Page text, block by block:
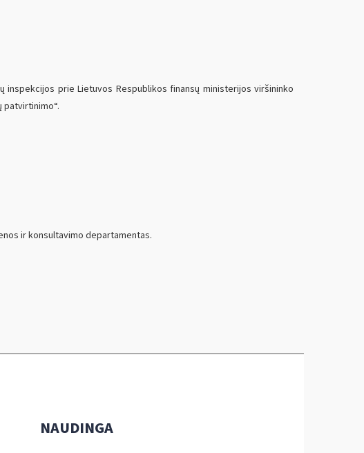
prie Lietuvos Respublikos finansų ministerijos viršininko
patvirtinimo“.
ir konsultavimo departamentas.
NAUDINGA